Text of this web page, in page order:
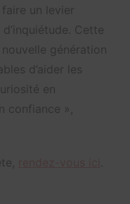
un levier
Cette
génération
d’aider les
en
confiance »,